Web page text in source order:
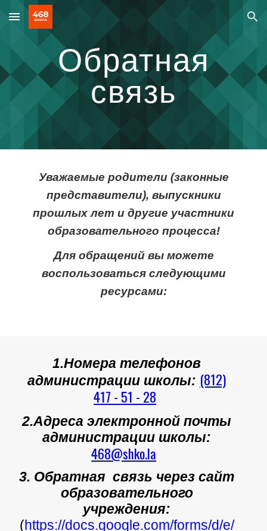
Skip to main content Skip to navigation
Обратная
связь
Уважаемые родители (законные
представители), выпускники
прошлых лет и другие участники
образовательного процесса!
Для обращений вы можете
воспользоваться следующими
ресурсами:
1.Номера телефонов
администрации школы: (812)
417 - 51 - 28
2.Адреса электронной почты
администрации школы:
468@shko.la
3. Обратная связь через сайт
образовательного
учреждения:
(https://docs.google.com/forms/d/e/